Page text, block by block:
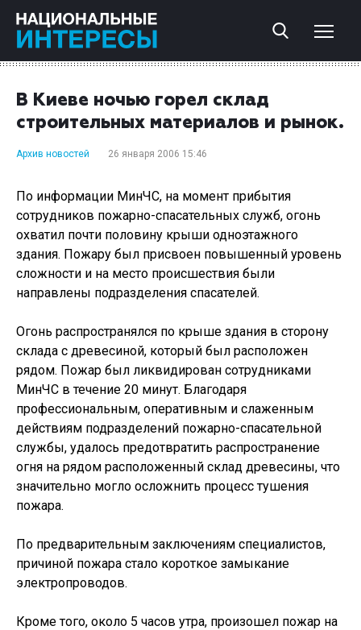
В Киеве ночью горел склад
строительных материалов и рынок.
Архив новостей 26 января 2006 15:46
По информации МинЧС, на момент прибытия
сотрудников пожарно-спасательных служб, огонь
охватил почти половину крыши одноэтажного
здания. Пожару был присвоен повышенный уровень
сложности и на место происшествия были
направлены подразделения спасателей.
Огонь распространялся по крыше здания в сторону
склада с древесиной, который был расположен
рядом. Пожар был ликвидирован сотрудниками
МинЧС в течение 20 минут. Благодаря
профессиональным, оперативным и слаженным
действиям подразделений пожарно-спасательной
службы, удалось предотвратить распространение
огня на рядом расположенный склад древесины, что
значительно могло осложнить процесс тушения
пожара.
По предварительным заключениям специалистов,
причиной пожара стало короткое замыкание
электропроводов.
Кроме того, около 5 часов утра, произошел пожар на